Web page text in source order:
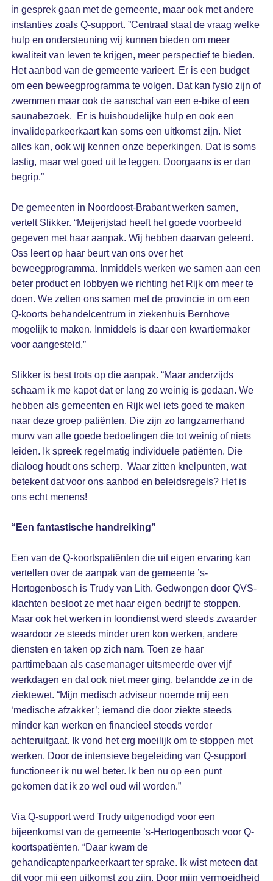
in gesprek gaan met de gemeente, maar ook met andere
instanties zoals Q-support. ”Centraal staat de vraag welke
hulp en ondersteuning wij kunnen bieden om meer
kwaliteit van leven te krijgen, meer perspectief te bieden.
Het aanbod van de gemeente varieert. Er is een budget
om een beweegprogramma te volgen. Dat kan fysio zijn of
zwemmen maar ook de aanschaf van een e-bike of een
saunabezoek. Er is huishoudelijke hulp en ook een
invalideparkeerkaart kan soms een uitkomst zijn. Niet
alles kan, ook wij kennen onze beperkingen. Dat is soms
lastig, maar wel goed uit te leggen. Doorgaans is er dan
begrip.”
De gemeenten in Noordoost-Brabant werken samen,
vertelt Slikker. “Meijerijstad heeft het goede voorbeeld
gegeven met haar aanpak. Wij hebben daarvan geleerd.
Oss leert op haar beurt van ons over het
beweegprogramma. Inmiddels werken we samen aan een
beter product en lobbyen we richting het Rijk om meer te
doen. We zetten ons samen met de provincie in om een
Q-koorts behandelcentrum in ziekenhuis Bernhove
mogelijk te maken. Inmiddels is daar een kwartiermaker
voor aangesteld.”
Slikker is best trots op die aanpak. “Maar anderzijds
schaam ik me kapot dat er lang zo weinig is gedaan. We
hebben als gemeenten en Rijk wel iets goed te maken
naar deze groep patiënten. Die zijn zo langzamerhand
murw van alle goede bedoelingen die tot weinig of niets
leiden. Ik spreek regelmatig individuele patiënten. Die
dialoog houdt ons scherp. Waar zitten knelpunten, wat
betekent dat voor ons aanbod en beleidsregels? Het is
ons echt menens!
“Een fantastische handreiking”
Een van de Q-koortspatiënten die uit eigen ervaring kan
vertellen over de aanpak van de gemeente ’s-
Hertogenbosch is Trudy van Lith. Gedwongen door QVS-
klachten besloot ze met haar eigen bedrijf te stoppen.
Maar ook het werken in loondienst werd steeds zwaarder
waardoor ze steeds minder uren kon werken, andere
diensten en taken op zich nam. Toen ze haar
parttimebaan als casemanager uitsmeerde over vijf
werkdagen en dat ook niet meer ging, belandde ze in de
ziektewet. “Mijn medisch adviseur noemde mij een
‘medische afzakker’; iemand die door ziekte steeds
minder kan werken en financieel steeds verder
achteruitgaat. Ik vond het erg moeilijk om te stoppen met
werken. Door de intensieve begeleiding van Q-support
functioneer ik nu wel beter. Ik ben nu op een punt
gekomen dat ik zo wel oud wil worden.”
Via Q-support werd Trudy uitgenodigd voor een
bijeenkomst van de gemeente ’s-Hertogenbosch voor Q-
koortspatiënten. “Daar kwam de
gehandicaptenparkeerkaart ter sprake. Ik wist meteen dat
dit voor mij een uitkomst zou zijn. Door mijn vermoeidheid